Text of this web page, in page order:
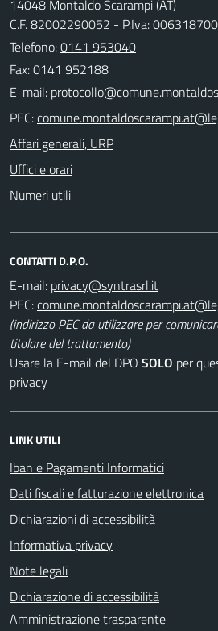
14048 Montaldo Scarampi (AT)
C.F. 82002290052 - P.Iva:
Telefono:0141 953040
Fax: 0141 952188
E-mail:
PEC:
Affari generali, URP
Uffici e orari
Numeri utili
CONTATTI D.P.O.
E-mail:
PEC:
(indirizzo PEC da utilizzare per
titolare del trattamento)
Usare la E-mail del DPO SOLO per
privacy
LINK UTILI
Iban e Pagamenti Informatici
Dati fiscali e fatturazione elettronica
Dichiarazioni di accessibilità
Informativa privacy
Note legali
Dichiarazione di accessibilità
Amministrazione trasparente